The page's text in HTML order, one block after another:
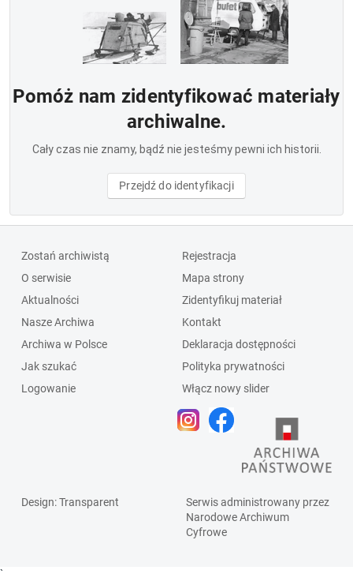
Pomóż nam zidentyfikować materiały
archiwalne.
Cały czas nie znamy, bądź nie jesteśmy pewni ich historii.
Przejdź do identyfikacji
Zostań archiwistą
O serwisie
Aktualności
Nasze Archiwa
Archiwa w Polsce
Jak szukać
Logowanie
Rejestracja
Mapa strony
Zidentyfikuj materiał
Kontakt
Deklaracja dostępności
Polityka prywatności
Włącz nowy slider
Design: Transparent
Serwis administrowany przez
Narodowe Archiwum
Cyfrowe
`